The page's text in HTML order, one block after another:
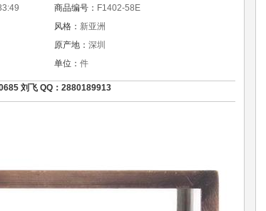
商品编号： F1402-58E
风格： 新亚洲
原产地： 深圳
单位： 件
刘飞 QQ：2880189913